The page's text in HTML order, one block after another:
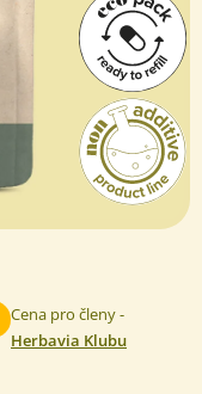
Cena pro členy -
Herbavia Klubu